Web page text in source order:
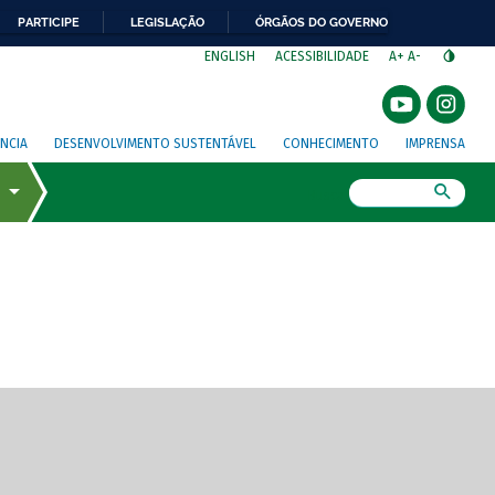
PARTICIPE LEGISLAÇÃO ÓRGÃOS DO GOVERNO
ENGLISH ACESSIBILIDADE A+ A-
DESENVOLVIMENTO SUSTENTÁVEL CONHECIMENTO IMPRENSA
de tela